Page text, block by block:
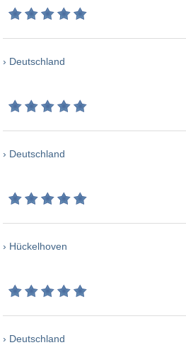
› Deutschland
› Deutschland
› Hückelhoven
› Deutschland